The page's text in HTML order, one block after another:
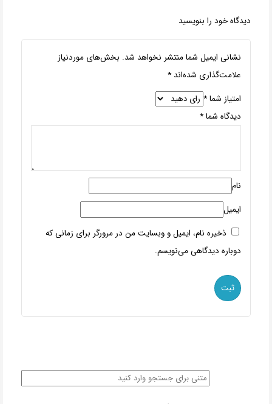
دیدگاه خود را بنویسید
نشانی ایمیل شما منتشر نخواهد شد. بخش‌های موردنیاز
علامت‌گذاری شده‌اند *
امتیاز شما*
دیدگاه شما*
نام
ایمیل
ذخیره نام، ایمیل و وبسایت من در مرورگر برای زمانی که
دوباره دیدگاهی می‌نویسم.